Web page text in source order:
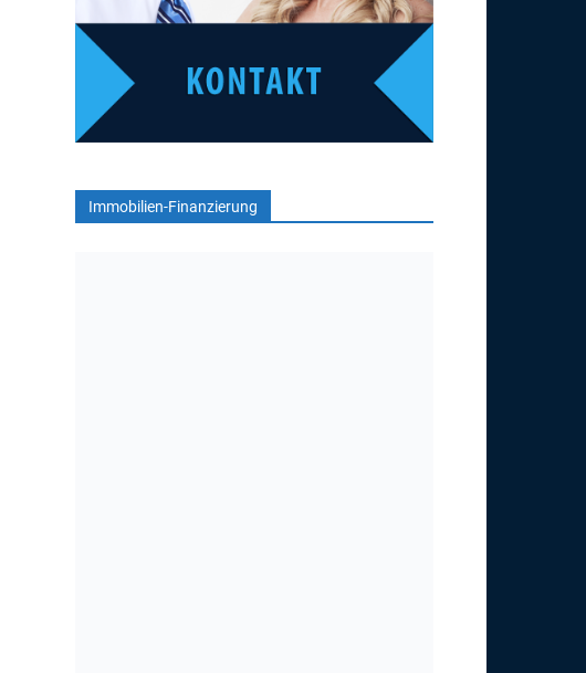
Immobilien-Finanzierung